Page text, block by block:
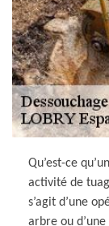
Qu’est-ce
activité de
s’agit d’une
arbre ou d’une